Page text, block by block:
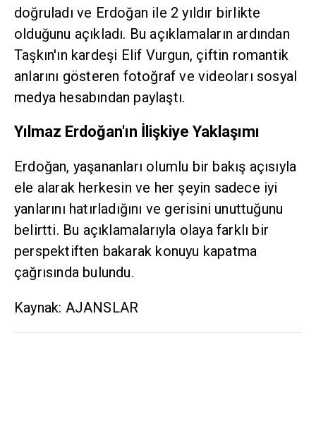
doğruladı ve Erdoğan ile 2 yıldır birlikte
olduğunu açıkladı. Bu açıklamaların ardından
Taşkın'ın kardeşi Elif Vurgun, çiftin romantik
anlarını gösteren fotoğraf ve videoları sosyal
medya hesabından paylaştı.
Yılmaz Erdoğan'ın İlişkiye Yaklaşımı
Erdoğan, yaşananları olumlu bir bakış açısıyla
ele alarak herkesin ve her şeyin sadece iyi
yanlarını hatırladığını ve gerisini unuttuğunu
belirtti. Bu açıklamalarıyla olaya farklı bir
perspektiften bakarak konuyu kapatma
çağrısında bulundu.
Kaynak: AJANSLAR